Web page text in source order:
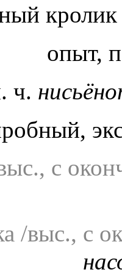
опыт,
ч.
с
/выс., с